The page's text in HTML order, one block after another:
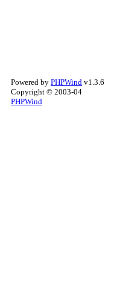
Powered by PHPWind v1.3.6
Copyright © 2003-04
PHPWind